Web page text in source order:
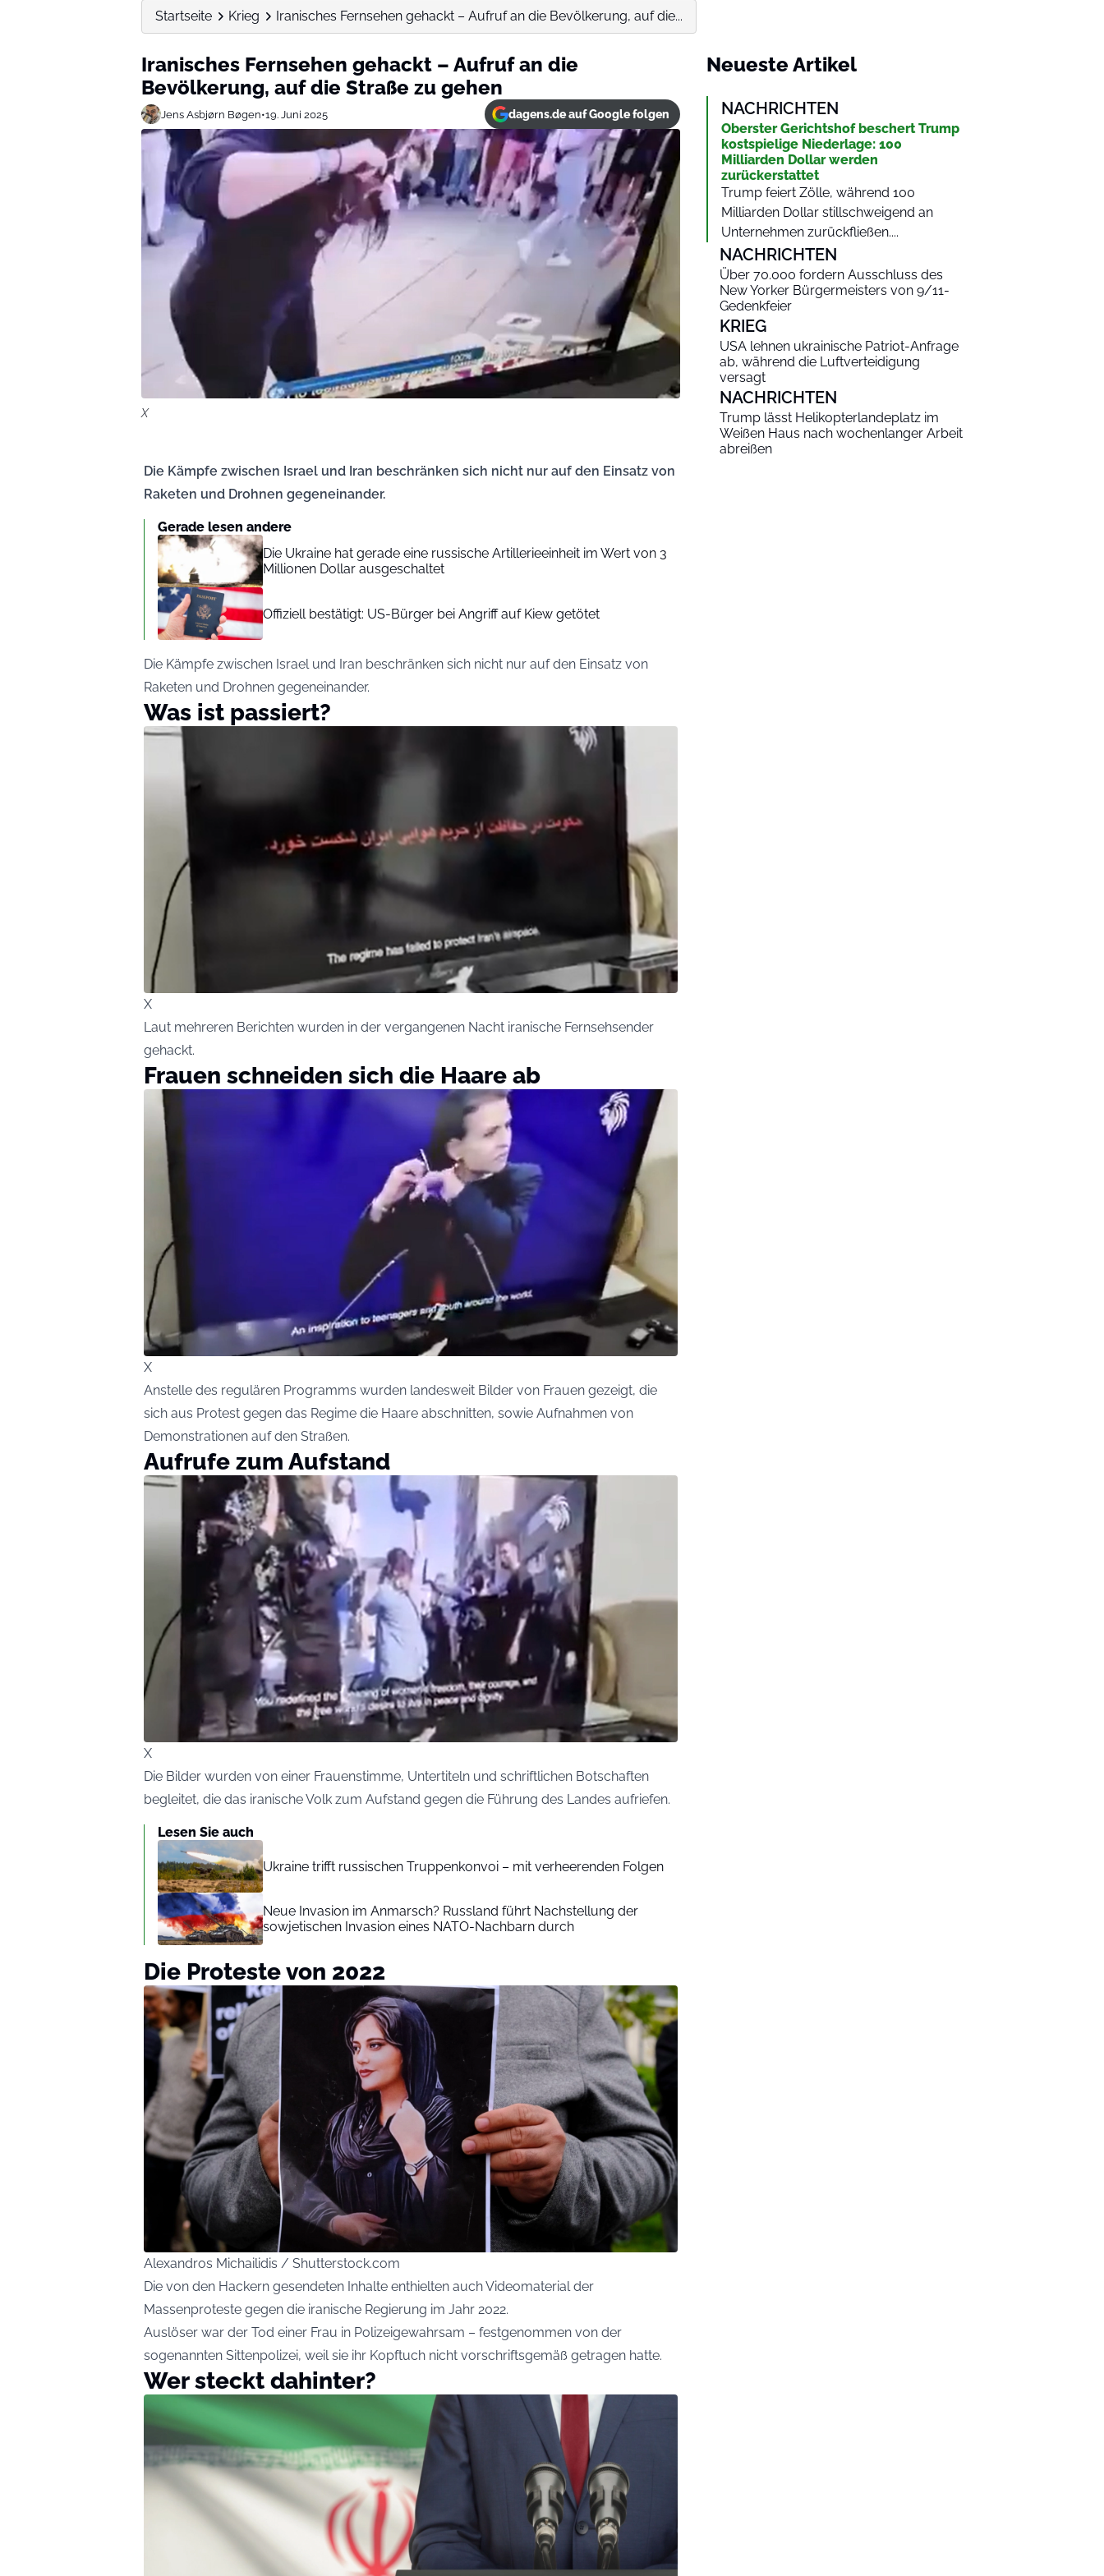
Startseite Krieg Iranisches Fernsehen gehackt – Aufruf an die Bevölkerung, auf die...
Iranisches Fernsehen gehackt – Aufruf an die
Bevölkerung, auf die Straße zu gehen
Jens Asbjørn Bøgen•19. Juni 2025 dagens.de auf Google folgen
X
Die Kämpfe zwischen Israel und Iran beschränken sich nicht nur auf den Einsatz von
Raketen und Drohnen gegeneinander.
Gerade lesen andere
Die Ukraine hat gerade eine russische Artillerieeinheit im Wert von 3
Millionen Dollar ausgeschaltet
Offiziell bestätigt: US-Bürger bei Angriff auf Kiew getötet
Die Kämpfe zwischen Israel und Iran beschränken sich nicht nur auf den Einsatz von
Raketen und Drohnen gegeneinander.
Was ist passiert?
X
Laut mehreren Berichten wurden in der vergangenen Nacht iranische Fernsehsender
gehackt.
Frauen schneiden sich die Haare ab
X
Anstelle des regulären Programms wurden landesweit Bilder von Frauen gezeigt, die
sich aus Protest gegen das Regime die Haare abschnitten, sowie Aufnahmen von
Demonstrationen auf den Straßen.
Aufrufe zum Aufstand
X
Die Bilder wurden von einer Frauenstimme, Untertiteln und schriftlichen Botschaften
begleitet, die das iranische Volk zum Aufstand gegen die Führung des Landes aufriefen.
Lesen Sie auch
Ukraine trifft russischen Truppenkonvoi – mit verheerenden Folgen
Neue Invasion im Anmarsch? Russland führt Nachstellung der
sowjetischen Invasion eines NATO-Nachbarn durch
Die Proteste von 2022
Alexandros Michailidis / Shutterstock.com
Die von den Hackern gesendeten Inhalte enthielten auch Videomaterial der
Massenproteste gegen die iranische Regierung im Jahr 2022.
Auslöser war der Tod einer Frau in Polizeigewahrsam – festgenommen von der
sogenannten Sittenpolizei, weil sie ihr Kopftuch nicht vorschriftsgemäß getragen hatte.
Wer steckt dahinter?
Neueste Artikel
NACHRICHTEN
Oberster Gerichtshof beschert Trump
kostspielige Niederlage: 100
Milliarden Dollar werden
zurückerstattet
Trump feiert Zölle, während 100
Milliarden Dollar stillschweigend an
Unternehmen zurückfließen....
NACHRICHTEN
Über 70.000 fordern Ausschluss des
New Yorker Bürgermeisters von 9/11-
Gedenkfeier
KRIEG
USA lehnen ukrainische Patriot-Anfrage
ab, während die Luftverteidigung
versagt
NACHRICHTEN
Trump lässt Helikopterlandeplatz im
Weißen Haus nach wochenlanger Arbeit
abreißen